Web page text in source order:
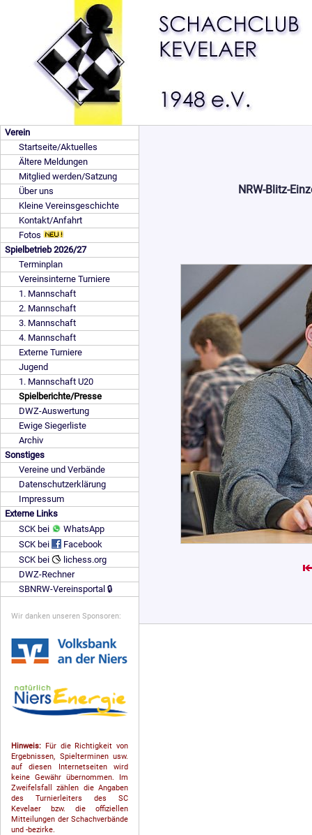
Verein
Startseite/Aktuelles
Ältere Meldungen
Mitglied werden/Satzung
Über uns
Kleine Vereinsgeschichte
Kontakt/Anfahrt
Fotos
Spielbetrieb 2026/27
Terminplan
Vereinsinterne Turniere
1. Mannschaft
2. Mannschaft
3. Mannschaft
4. Mannschaft
Externe Turniere
Jugend
1. Mannschaft U20
Spielberichte/Presse
DWZ-Auswertung
Ewige Siegerliste
Archiv
Sonstiges
Vereine und Verbände
Datenschutzerklärung
Impressum
Externe Links
SCK bei
WhatsApp
SCK bei
Facebook
SCK bei
lichess.org
DWZ-Rechner
SBNRW-Vereinsportal 🔒
Wir danken unseren Sponsoren:
Hinweis: Für die Richtigkeit von
Ergebnissen, Spielterminen usw.
auf diesen Internetseiten wird
keine Gewähr übernommen. Im
Zweifelsfall zählen die Angaben
des Turnierleiters des SC
Kevelaer bzw. die offiziellen
Mitteilungen der Schach­ver­bände
und -bezirke.
NRW-Blitz-